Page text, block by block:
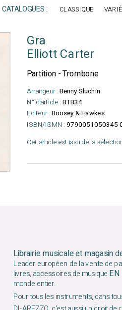
CATALOGUES : CLASSIQUE
Gra
Elliott Carter
Partition - Trombone
Arrangeur : Benny Sluchin
N° d'article : BTB34
Editeur : Boosey & Hawkes
ISBN/ISMN : 9790051050345
Cet article est issu de la
Librairie musicale et magasin
Leader européen de la vente de
livres, accessoires de musique EN
monde entier.
Pour tous les instruments, dans